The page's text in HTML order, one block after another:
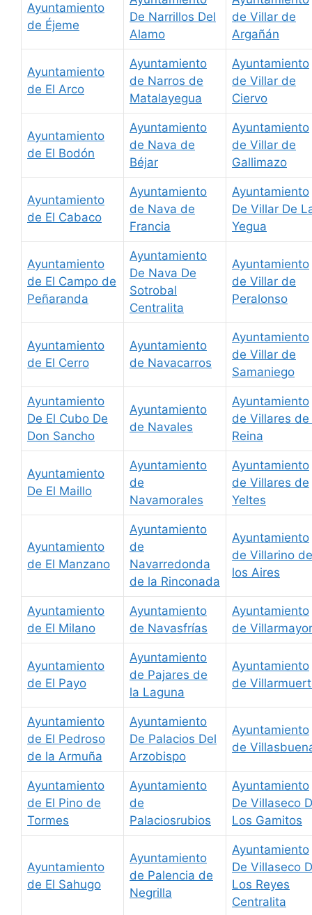
Ayuntamiento
de Éjeme
De Narrillos Del
Alamo
de Villar de
Argañán
Ayuntamiento
de El Arco
Ayuntamiento
de Narros de
Matalayegua
Ayuntamiento
de Villar de
Ciervo
Ayuntamiento
de El Bodón
Ayuntamiento
de Nava de
Béjar
Ayuntamiento
de Villar de
Gallimazo
Ayuntamiento
de El Cabaco
Ayuntamiento
de Nava de
Francia
Ayuntamiento
De Villar De
Yegua
Ayuntamiento
de El Campo de
Peñaranda
Ayuntamiento
De Nava De
Sotrobal
Centralita
Ayuntamiento
de Villar de
Peralonso
Ayuntamiento
de El Cerro
Ayuntamiento
de Navacarros
Ayuntamiento
de Villar de
Samaniego
Ayuntamiento
De El Cubo De
Don Sancho
Ayuntamiento
de Navales
Ayuntamiento
de Villares de
Reina
Ayuntamiento
De El Maillo
Ayuntamiento
de
Navamorales
Ayuntamiento
de Villares de
Yeltes
Ayuntamiento
de El Manzano
Ayuntamiento
de
Navarredonda
de la Rinconada
Ayuntamiento
de Villarino de
los Aires
Ayuntamiento
de El Milano
Ayuntamiento
de Navasfrías
Ayuntamiento
de Villarmayor
Ayuntamiento
de El Payo
Ayuntamiento
de Pajares de
la Laguna
Ayuntamiento
de
Ayuntamiento
de El Pedroso
de la Armuña
Ayuntamiento
De Palacios Del
Arzobispo
Ayuntamiento
de
Ayuntamiento
de El Pino de
Tormes
Ayuntamiento
de
Palaciosrubios
Ayuntamiento
De Villaseco
Los Gamitos
Ayuntamiento
de El Sahugo
Ayuntamiento
de Palencia de
Negrilla
Ayuntamiento
De Villaseco
Los Reyes
Centralita